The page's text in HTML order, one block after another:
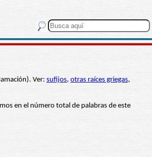
Ver: sufijos, otras raíces griegas,
en el número total de palabras de este